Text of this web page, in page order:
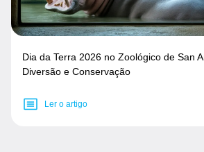
Dia da Terra 2026 no Zoológico de San
Diversão e Conservação
Ler o artigo